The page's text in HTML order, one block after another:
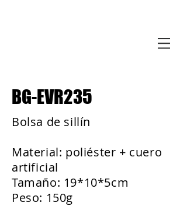
BG-EVR235
Bolsa de sillín
Material: poliéster + cuero
artificial
Tamaño: 19*10*5cm
Peso: 150g